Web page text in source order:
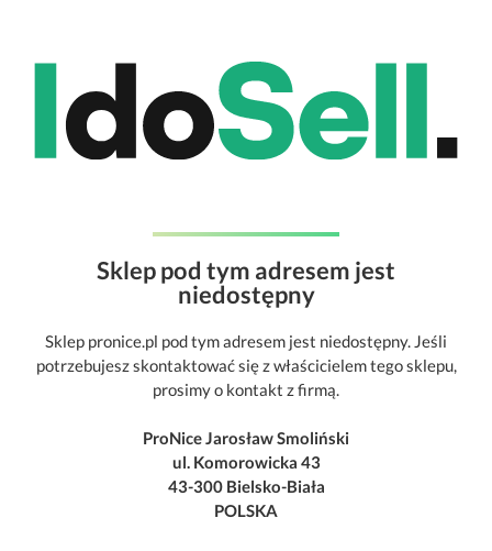
Sklep pod tym adresem jest
niedostępny
Sklep pronice.pl pod tym adresem jest niedostępny. Jeśli
potrzebujesz skontaktować się z właścicielem tego sklepu,
prosimy o kontakt z firmą.
ProNice Jarosław Smoliński
ul. Komorowicka 43
43-300 Bielsko-Biała
POLSKA